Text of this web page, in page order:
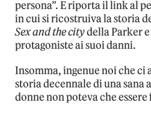
persona”. E riporta il link al
in cui si ricostruiva la storia
Sex and the citydella Parker
protagoniste ai suoi danni.
Insomma, ingenue noi che ci
storia decennale di una sana
donne non poteva che